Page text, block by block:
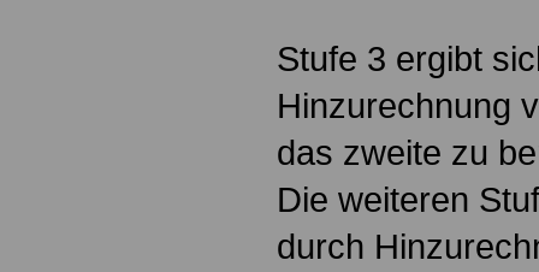
Stufe 3 ergibt
Hinzurechnung
das zweite zu
Die weiteren
durch